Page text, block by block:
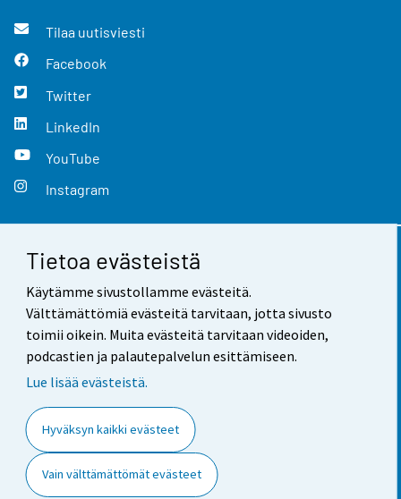
Tietoa evästeistä
Käytämme sivustollamme evästeitä.
Välttämättömiä evästeitä tarvitaan, jotta sivusto
toimii oikein. Muita evästeitä tarvitaan videoiden,
podcastien ja palautepalvelun esittämiseen.
Lue lisää evästeistä.
Hyväksyn kaikki evästeet
Vain välttämättömät evästeet
Tilaa uutisviesti
Facebook
Twitter
LinkedIn
YouTube
Instagram
Yhteystiedot
Palaute
Käyttöehdot
Saavutettavuus
Tietoa sivustosta
Evästeasetukset